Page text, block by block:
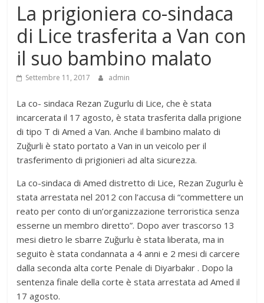
La prigioniera co-sindaca
di Lice trasferita a Van con
il suo bambino malato
Settembre 11, 2017 admin
La co- sindaca Rezan Zugurlu di Lice, che è stata
incarcerata il 17 agosto, è stata trasferita dalla prigione
di tipo T di Amed a Van. Anche il bambino malato di
Zuğurli è stato portato a Van in un veicolo per il
trasferimento di prigionieri ad alta sicurezza.
La co-sindaca di Amed distretto di Lice, Rezan Zugurlu è
stata arrestata nel 2012 con l’accusa di “commettere un
reato per conto di un’organizzazione terroristica senza
esserne un membro diretto”. Dopo aver trascorso 13
mesi dietro le sbarre Zuğurlu è stata liberata, ma in
seguito è stata condannata a 4 anni e 2 mesi di carcere
dalla seconda alta corte Penale di Diyarbakır . Dopo la
sentenza finale della corte è stata arrestata ad Amed il
17 agosto.